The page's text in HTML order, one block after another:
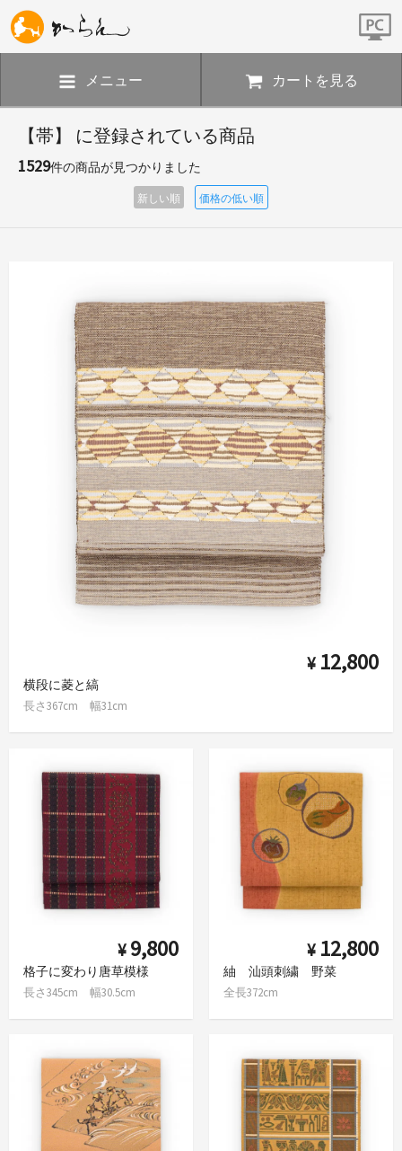
メニュー カートを見る
【帯】 に登録されている商品
1529件の商品が見つかりました
新しい順 価格の低い順
¥ 12,800
横段に菱と縞
長さ367cm 幅31cm
¥ 9,800
格子に変わり唐草模様
長さ345cm 幅30.5cm
¥ 12,800
紬 汕頭刺繍 野菜
全長372cm